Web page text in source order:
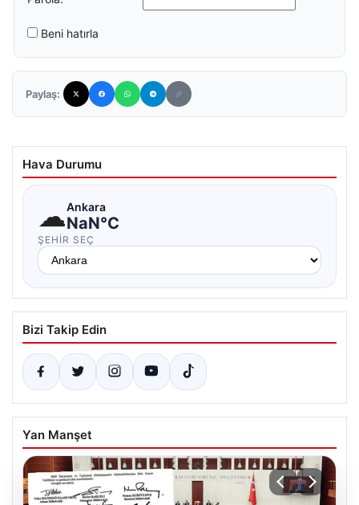
Beni hatırla
Paylaş:
Hava Durumu
☁Ankara
NaN°C
ŞEHIR SEÇ
Bizi Takip Edin
Yan Manşet